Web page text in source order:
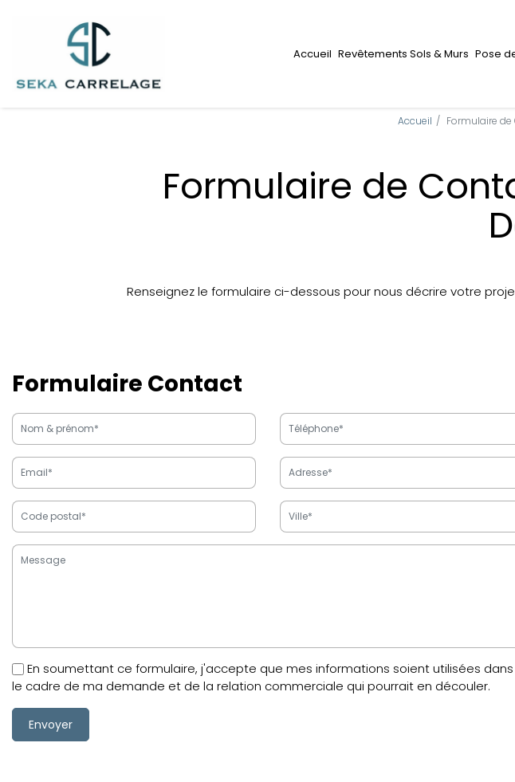
Accueil Revêtements Sols & Murs Pose
Accueil Formulaire
Formulaire de
Renseignez le formulaire ci-dessous pour nous décrire votre
Formulaire Contact
En soumettant ce formulaire, j'accepte que mes informations soient utilisées dans
le cadre de ma demande et de la relation commerciale qui pourrait en découler.
Envoyer